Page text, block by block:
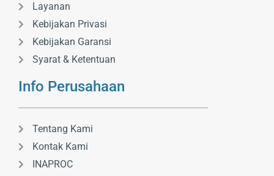
Layanan
Kebijakan Privasi
Kebijakan Garansi
Syarat & Ketentuan
Info Perusahaan
Tentang Kami
Kontak Kami
INAPROC